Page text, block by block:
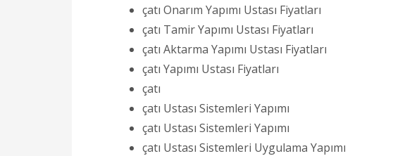
çatı Onarım Yapımı Ustası Fiyatları
çatı Tamir Yapımı Ustası Fiyatları
çatı Aktarma Yapımı Ustası Fiyatları
çatı Yapımı Ustası Fiyatları
çatı
çatı Ustası Sistemleri Yapımı
çatı Ustası Sistemleri Yapımı
çatı Ustası Sistemleri Uygulama Yapımı